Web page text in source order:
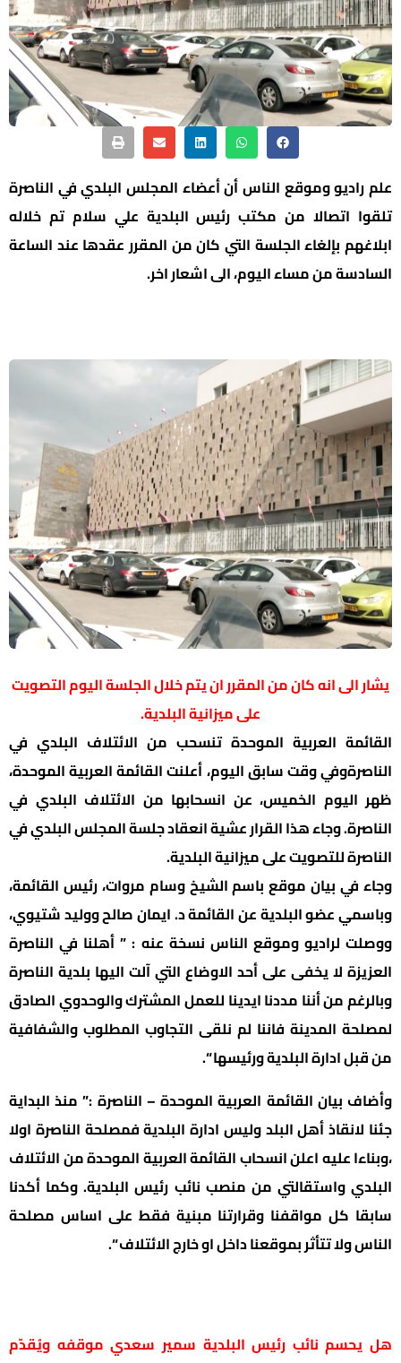
علم راديو وموقع الناس أن أعضاء المجلس البلدي في الناصرة
تلقوا اتصالا من مكتب رئيس البلدية علي سلام تم خلاله
ابلاغهم بإلغاء الجلسة التي كان من المقرر عقدها عند الساعة
السادسة من مساء اليوم، الى اشعار اخر.
يشار الى انه كان من المقرر ان يتم خلال الجلسة اليوم التصويت
على ميزانية البلدية.
القائمة العربية الموحدة تنسحب من الائتلاف البلدي في
الناصرةوفي وقت سابق اليوم، أعلنت القائمة العربية الموحدة،
ظهر اليوم الخميس، عن انسحابها من الائتلاف البلدي في
الناصرة. وجاء هذا القرار عشية انعقاد جلسة المجلس البلدي في
الناصرة للتصويت على ميزانية البلدية.
وجاء في بيان موقع باسم الشيخ وسام مروات، رئيس القائمة،
وباسمي عضو البلدية عن القائمة د. ايمان صالح ووليد شتيوي،
ووصلت لراديو وموقع الناس نسخة عنه : ” أهلنا في الناصرة
العزيزة لا يخفى على أحد الاوضاع التي آلت اليها بلدية الناصرة
وبالرغم من أننا مددنا ايدينا للعمل المشترك والوحدوي الصادق
لمصلحة المدينة فاننا لم نلقى التجاوب المطلوب والشفافية
من قبل ادارة البلدية ورئيسها “.
وأضاف بيان القائمة العربية الموحدة – الناصرة :” منذ البداية
جئنا لانقاذ أهل البلد وليس ادارة البلدية فمصلحة الناصرة اولا
،وبناءا عليه اعلن انسحاب القائمة العربية الموحدة من الائتلاف
البلدي واستقالتي من منصب نائب رئيس البلدية. وكما أكدنا
سابقا كل مواقفنا وقرارتنا مبنية فقط على اساس مصلحة
الناس ولا تتأثر بموقعنا داخل او خارج الائتلاف “.
هل يحسم نائب رئيس البلدية سمير سعدي موقفه ويُقدّم